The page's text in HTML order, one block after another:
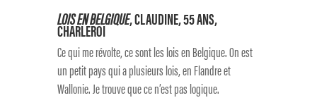
LOIS EN BELGIQUE, CLAUDINE, 55 ANS,
CHARLEROI
Ce qui me révolte, ce sont les lois en Belgique. On est
un petit pays qui a plusieurs lois, en Flandre et
Wallonie. Je trouve que ce n’est pas logique.